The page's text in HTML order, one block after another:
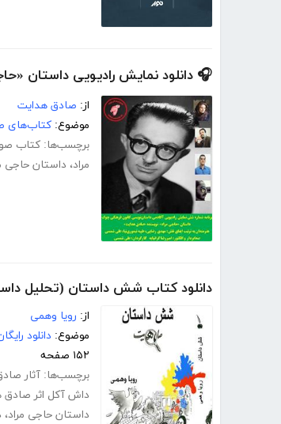
🎧 دانلود نمایش رادیویی داستان
از: صادق هدایت
موضوع: کتاب‌های
برچسب‌ها: کتاب
مراد، داستان حاجی
دانلود کتاب شش داستان (تحلیل
از: رویا وهمی
موضوع: دانلود
۱۵۲ صفحه
برچسب‌ها: آثار
داش آکل اثر صادق
داستان حاجی مراد،